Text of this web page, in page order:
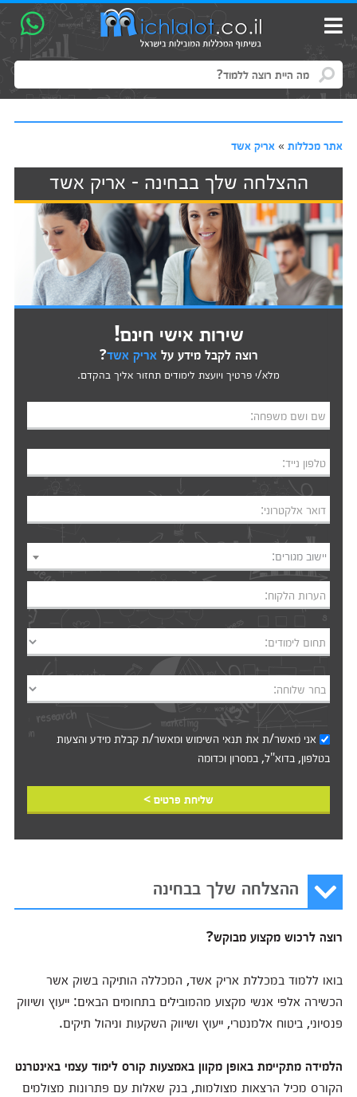
אתר מכללות» אריק אשד
ההצלחה שלך בבחינה - אריק אשד
שירות אישי חינם!
רוצה לקבל מידע על אריק אשד?
מלא/י פרטיך ויועצת לימודים תחזור אליך בהקדם.
שם ושם משפחה:
טלפון נייד:
דואר אלקטרוני:
יישוב מגורים:
הערות הלקוח:
תחום לימודים:
בחר שלוחה:
אני מאשר/ת את תנאי השימושומאשר/ת קבלת מידע והצעות
בטלפון, בדוא"ל, במסרון וכדומה‎‎
שליחת פרטים >
ההצלחה שלך בבחינה
רוצה לרכוש מקצוע מבוקש?
בואו ללמוד במכללת אריק אשד, המכללה הותיקה בשוק אשר
הכשירה אלפי אנשי מקצוע מהמובילים בתחומים הבאים: ייעוץ ושיווק
פנסיוני, ביטוח אלמנטרי, ייעוץ ושיווק השקעות וניהול תיקים.
הלמידה מתקיימת באופן מקוון באמצעות קורס לימוד עצמי באינטרנט
הקורס מכיל הרצאות מצולמות, בנק שאלות עם פתרונות מצולמים